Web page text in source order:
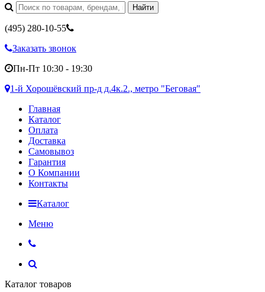
(495) 280-10-55
Заказать звонок
Пн-Пт 10:30 - 19:30
1-й Хорошёвский пр-д д.4к.2., метро "Беговая"
Главная
Каталог
Оплата
Доставка
Самовывоз
Гарантия
О Компании
Контакты
Каталог
Меню
Каталог товаров